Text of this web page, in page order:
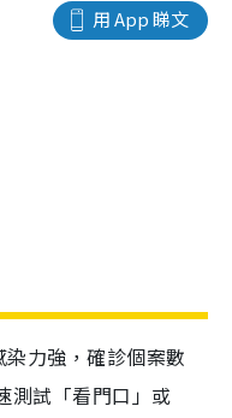
用 App 睇文
力強，確診個案數
測試「看門口」或